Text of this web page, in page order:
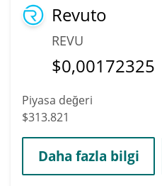
Revuto
REVU
$0,00172325
Piyasa değeri
$313.821
Daha fazla bilgi